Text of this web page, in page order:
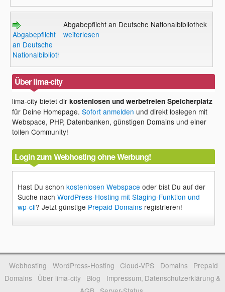
Abgabepflicht
an Deutsche
Nationalbibliothek
Abgabepflicht an Deutsche Nationalbibliothek
weiterlesen
Über lima-city
lima-city bietet dirkostenlosen und werbefreien Speicherplatz
für Deine Homepage.Sofort anmelden und direkt loslegen mit
Webspace, PHP, Datenbanken, günstigen Domains und einer
tollen Community!
Login zum Webhosting ohne Werbung!
Hast Du schonkostenlosen Webspace oder bist Du auf der
Suche nachWordPress-Hosting mit Staging-Funktion und
wp-cli? Jetzt günstige Prepaid Domains registrieren!
Webhosting WordPress-Hosting Cloud-VPS Domains
Prepaid
Domains
Über lima-city Blog
Impressum, Datenschutzerklärung &